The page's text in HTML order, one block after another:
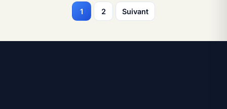
Pagination des articles
1 2 Suivant